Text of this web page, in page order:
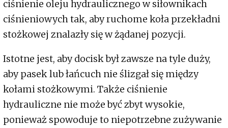
ciśnienie oleju hydraulicznego w siłownikach
ciśnieniowych tak, aby ruchome koła przekładni
stożkowej znalazły się w żądanej pozycji.
Istotne jest, aby docisk był zawsze na tyle duży,
aby pasek lub łańcuch nie ślizgał się między
kołami stożkowymi. Także ciśnienie
hydrauliczne nie może być zbyt wysokie,
ponieważ spowoduje to niepotrzebne zużywanie